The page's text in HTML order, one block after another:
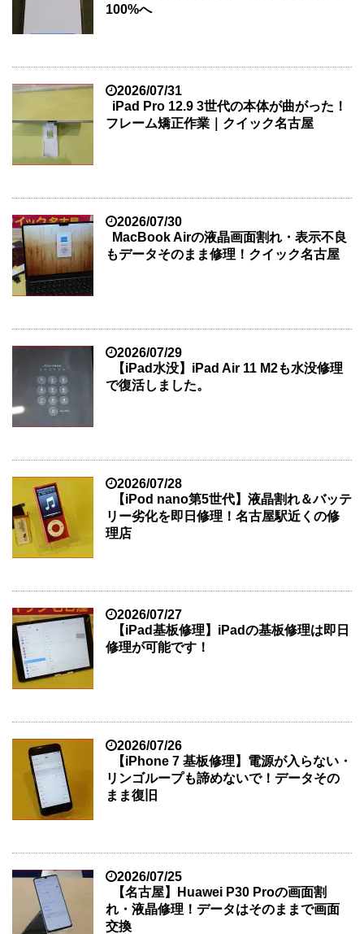
100%へ
2026/07/31
iPad Pro 12.9 3世代の本体が曲がった！
フレーム矯正作業｜クイック名古屋
2026/07/30
MacBook Airの液晶画面割れ・表示不良
もデータそのまま修理！クイック名古屋
2026/07/29
【iPad水没】iPad Air 11 M2も水没修理
で復活しました。
2026/07/28
【iPod nano第5世代】液晶割れ＆バッテ
リー劣化を即日修理！名古屋駅近くの修
理店
2026/07/27
【iPad基板修理】iPadの基板修理は即日
修理が可能です！
2026/07/26
【iPhone 7 基板修理】電源が入らない・
リンゴループも諦めないで！データその
まま復旧
2026/07/25
【名古屋】Huawei P30 Proの画面割
れ・液晶修理！データはそのままで画面
交換